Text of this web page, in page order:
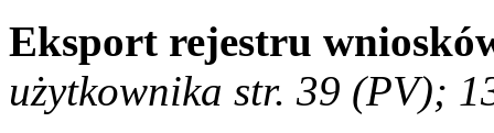
Eksport rejestru
użytkownika str. 39 (PV);